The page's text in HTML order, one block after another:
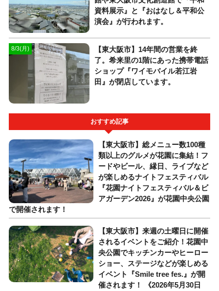
資料展示』と『おはなし＆平和公
演会』が行われます。
8/3(月)
【東大阪市】14年間の営業を終
了。希来里の1階にあった携帯電話
ショップ『ワイモバイル若江岩
田』が閉店しています。
おすすめ記事
【東大阪市】総メニュー数100種
類以上のグルメが花園に集結！フ
ードやビール、縁日、ライブなど
が楽しめるナイトフェスティバル
『花園ナイトフェスティバル＆ビ
アガーデン2026』が花園中央公園
で開催されます！
【東大阪市】来週の土曜日に開催
されるイベントをご紹介！花園中
央公園でキッチンカーやヒーロー
ショー、ステージなどが楽しめる
イベント『Smile tree fes.』が開
催されます！ 《2026年5月30日